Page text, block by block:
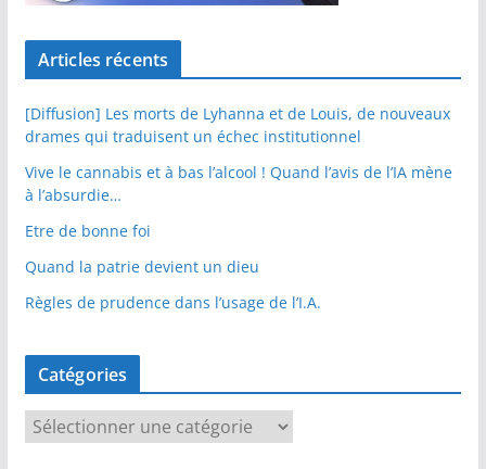
Articles récents
[Diffusion] Les morts de Lyhanna et de Louis, de nouveaux
drames qui traduisent un échec institutionnel
Vive le cannabis et à bas l’alcool ! Quand l’avis de l’IA mène
à l’absurdie…
Etre de bonne foi
Quand la patrie devient un dieu
Règles de prudence dans l’usage de l’I.A.
Catégories